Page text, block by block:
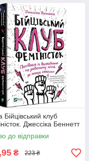
Бійцівський клуб
Джессіка Беннетт
до відправки
₴ 223 ₴